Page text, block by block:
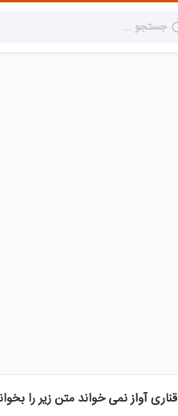
قناری آواز نمی خواند متن زیر را بخوانید صفحه 78